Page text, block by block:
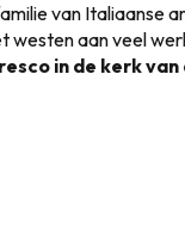
van Italiaanse
westen aan veel
in de kerk van